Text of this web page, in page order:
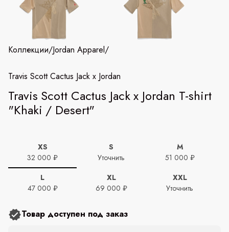
Коллекции/Jordan Apparel/
Travis Scott Cactus Jack x Jordan
Travis Scott Cactus Jack x Jordan T-shirt
"Khaki / Desert"
XS
32 000 ₽
S
Уточнить
M
51 000 ₽
L
47 000 ₽
XL
69 000 ₽
XXL
Уточнить
Товар доступен под заказ